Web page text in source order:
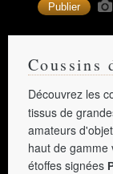
Coussins
Découvrez les
tissus de
amateurs
haut de gamme
étoffes signées